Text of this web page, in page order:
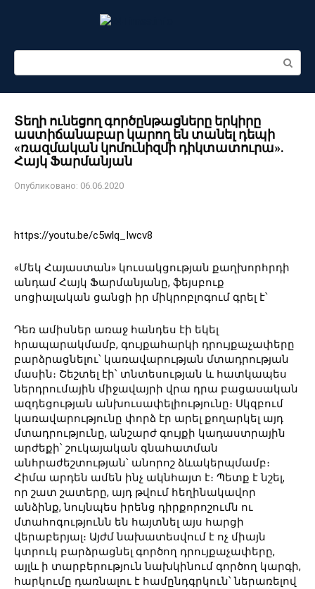
Поиск:
Տեղի ունեցող գործընթացները երկիրը
աստիճանաբար կարող են տանել դեպի
«ռազմական կոմունիզմի դիկտատուրա».
Հայկ Ֆարմանյան
Опубликовано: 06.06.2020
https://youtu.be/c5wlq_Iwcv8
«Մեկ Հայաստան» կուսակցության քաղխորհրդի
անդամ Հայկ Ֆարմանյանը, ֆեյսբուք
սոցիալական ցանցի իր միկրոբլոգում գրել է՝
Դեռ ամիսներ առաջ հանդես էի եկել
հրապարակմամբ, գույքահարկի դրույքաչափերը
բարձրացնելու՝ կառավարության մտադրության
մասին։ Շեշտել էի՝ տնտեսության և հատկապես
ներդրումային միջավայրի վրա դրա բացասական
ազդեցության անխուսափելիությունը։ Սկզբում
կառավարությունը փորձ էր արել քողարկել այդ
մտադրությունը, անշարժ գույքի կադաստրային
արժեքի՝ շուկայական գնահատման
անհրաժեշտության՝ անորոշ ձևակերպմամբ։
Հիմա արդեն ամեն ինչ ակնհայտ է։ Պետք է նշել,
որ շատ շատերը, այդ թվում հեղինակավոր
անձինք, նույնպես իրենց դիրքորոշումն ու
մտահոգությունն են հայտնել այս հարցի
վերաբերյալ։ Այժմ նախատեսվում է ոչ միայն
կտրուկ բարձրացնել գործող դրույքաչափերը,
այլև ի տարբերություն նախկինում գործող կարգի,
հարկումը դառնալու է համընդգրկուն՝ ներառելով